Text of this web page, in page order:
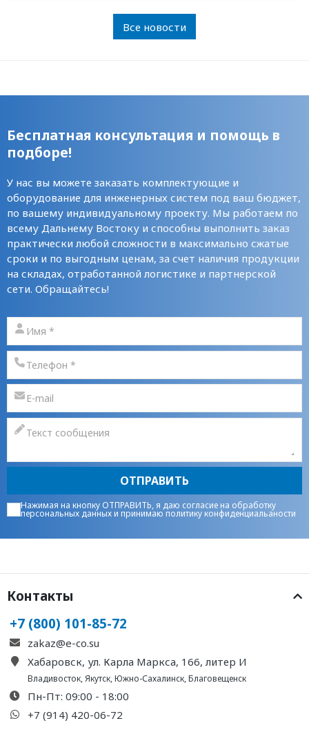
Все новости
Бесплатная консультация и помощь в
подборе!
У нас вы можете заказать комплектующие и
оборудование для инженерных систем под ваш бюджет,
по вашему индивидуальному проекту. Мы работаем по
всему Дальнему Востоку и способны выполнить заказ
практически любой сложности в максимально сжатые
сроки и по выгодным ценам, за счет наличия продукции
на складах, отработанной логистике и партнерской
сети. Обращайтесь!
ОТПРАВИТЬ
Нажимая на кнопку ОТПРАВИТЬ, я даю согласие на обработку
персональных данныхи принимаюполитику конфиденциальаности
Контакты
+7 (800) 101-85-72
zakaz@e-co.su
Хабаровск, ул. Карла Маркса, 166, литер И
Владивосток,Якутск,Южно-Сахалинск,Благовещенск
Пн-Пт: 09:00 - 18:00
+7 (914) 420-06-72